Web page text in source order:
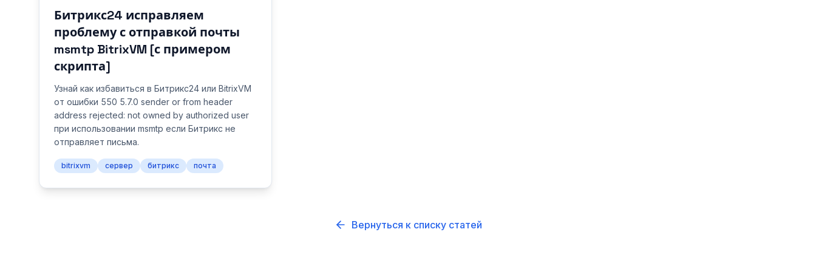
Битрикс24 исправляем
проблему с отправкой почты
msmtp BitrixVM [с примером
скрипта]
Узнай как избавиться в Битрикс24 или BitrixVM
от ошибки 550 5.7.0 sender or from header
address rejected: not owned by authorized user
при использовании msmtp если Битрикс не
отправляет письма.
bitrixvm сервер битрикс почта
Вернуться к списку статей